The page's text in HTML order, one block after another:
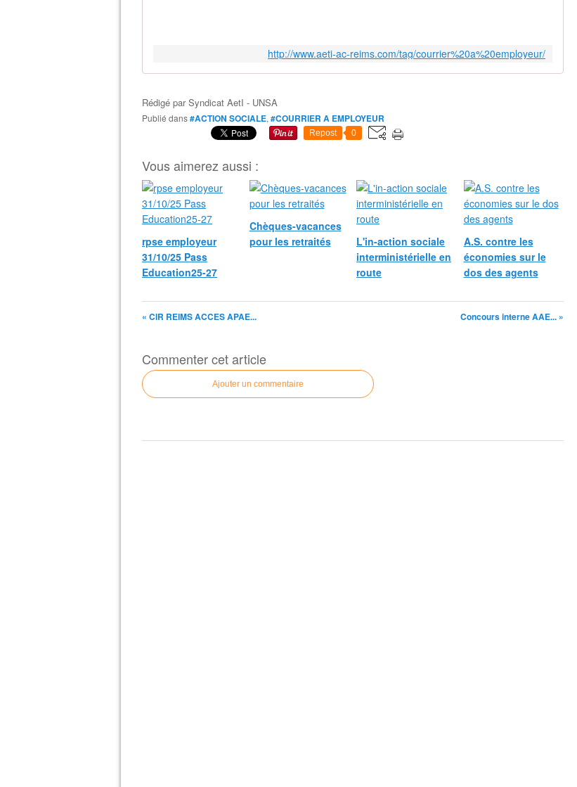
http://www.aeti-ac-reims.com/tag/courrier%20a%20employeur/
Rédigé parSyndicat AetI - UNSA
Publié dans#ACTION SOCIALE, #COURRIER A EMPLOYEUR
Repost 0
Vous aimerez aussi :
rpse employeur
31/10/25 Pass
Education25-27
Chèques-vacances
pour les retraités
L'in-action sociale
interministérielle en
route
A.S. contre les
économies sur le
dos des agents
« CIR REIMS ACCES APAE... Concours interne AAE... »
Commenter cet article
Ajouter un commentaire